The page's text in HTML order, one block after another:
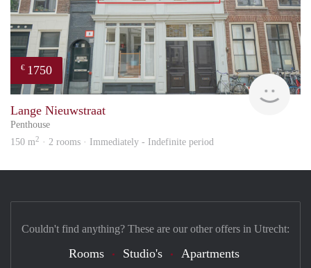
€ 1750
Lange Nieuwstraat
Penthouse
150 m2 · 2 rooms · Immediately - Indefinite period
Couldn't find anything? These are our other offers in Utrecht:
Rooms Studio's Apartments